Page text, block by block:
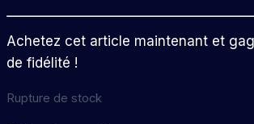
Achetez cet article maintenant et
de fidélité !
Rupture de stock